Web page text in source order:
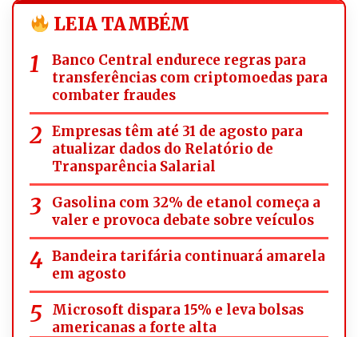
LEIA TAMBÉM
Banco Central endurece regras para
transferências com criptomoedas para
combater fraudes
Empresas têm até 31 de agosto para
atualizar dados do Relatório de
Transparência Salarial
Gasolina com 32% de etanol começa a
valer e provoca debate sobre veículos
Bandeira tarifária continuará amarela
em agosto
Microsoft dispara 15% e leva bolsas
americanas a forte alta